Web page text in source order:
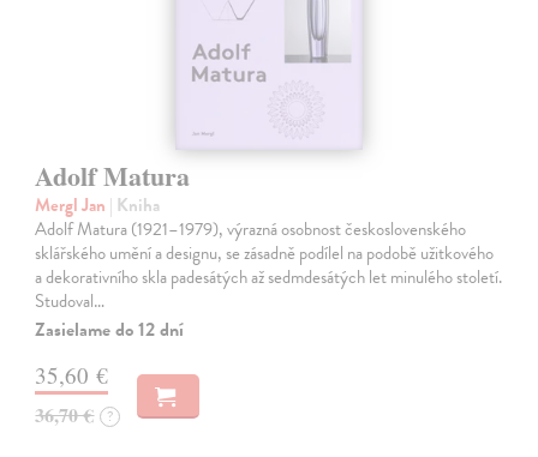
Adolf Matura
Mergl Jan | Kniha
Adolf Matura (1921–1979), výrazná osobnost československého
sklářského umění a designu, se zásadně podílel na podobě užitkového
a dekorativního skla padesátých až sedmdesátých let minulého století.
Studoval…
Zasielame do 12 dní
35,60 €
36,70 € ?